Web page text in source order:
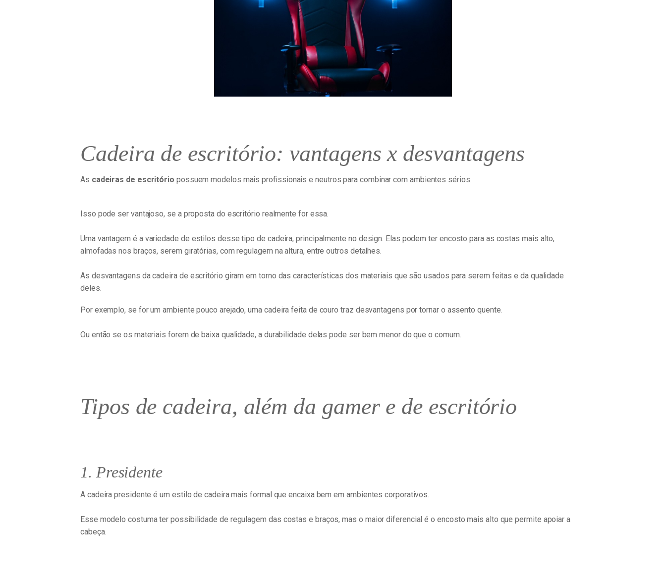
Cadeira de escritório: vantagens x desvantagens
As cadeiras de escritório possuem modelos mais profissionais e neutros para combinar com ambientes sérios.
Isso pode ser vantajoso, se a proposta do escritório realmente for essa.
Uma vantagem é a variedade de estilos desse tipo de cadeira, principalmente no design. Elas podem ter encosto para as costas mais alto,
almofadas nos braços, serem giratórias, com regulagem na altura, entre outros detalhes.
As desvantagens da cadeira de escritório giram em torno das características dos materiais que são usados para serem feitas e da qualidade
deles.
Por exemplo, se for um ambiente pouco arejado, uma cadeira feita de couro traz desvantagens por tornar o assento quente.
Ou então se os materiais forem de baixa qualidade, a durabilidade delas pode ser bem menor do que o comum.
Tipos de cadeira, além da gamer e de escritório
1. Presidente
A cadeira presidente é um estilo de cadeira mais formal que encaixa bem em ambientes corporativos.
Esse modelo costuma ter possibilidade de regulagem das costas e braços, mas o maior diferencial é o encosto mais alto que permite apoiar a
cabeça.